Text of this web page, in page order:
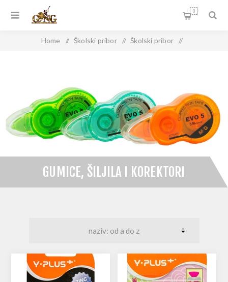
0
Home / Školski pribor / Školski pribor /
GUMICE, ŠILJILA I KOREKTORI